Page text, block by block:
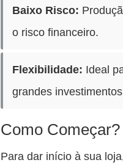
Baixo Risco:
o risco financeiro.
Flexibilidade: Ideal
grandes
Como Começar?
Para dar início à sua